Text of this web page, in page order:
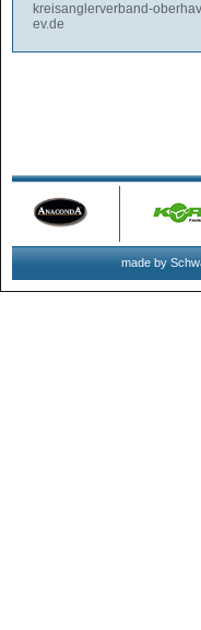
kreisanglerverband-
ev.de
made by